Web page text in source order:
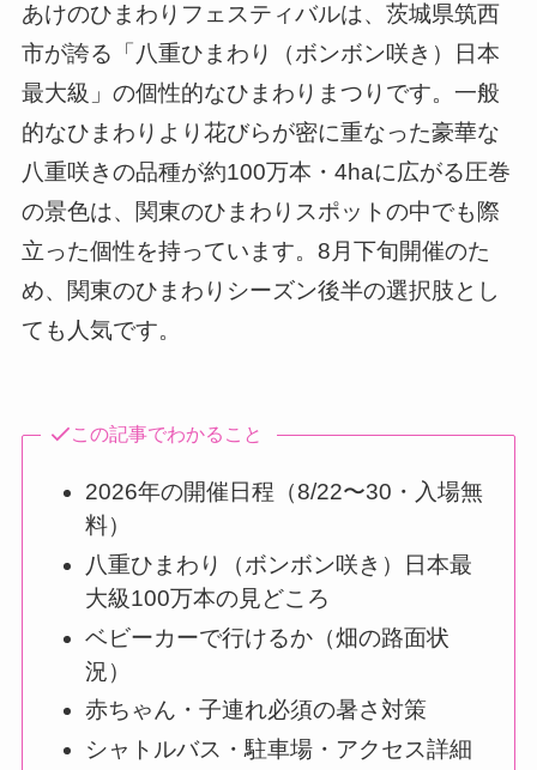
あけのひまわりフェスティバルは、茨城県筑西
市が誇る「八重ひまわり（ボンボン咲き）日本
最大級」の個性的なひまわりまつりです。一般
的なひまわりより花びらが密に重なった豪華な
八重咲きの品種が約100万本・4haに広がる圧巻
の景色は、関東のひまわりスポットの中でも際
立った個性を持っています。8月下旬開催のた
め、関東のひまわりシーズン後半の選択肢とし
ても人気です。
この記事でわかること
2026年の開催日程（8/22〜30・入場無
料）
八重ひまわり（ボンボン咲き）日本最
大級100万本の見どころ
ベビーカーで行けるか（畑の路面状
況）
赤ちゃん・子連れ必須の暑さ対策
シャトルバス・駐車場・アクセス詳細